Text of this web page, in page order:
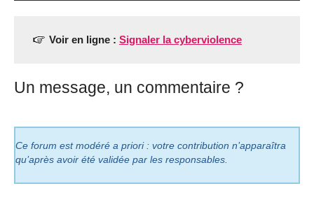
Voir en ligne : Signaler la cyberviolence
Un message, un commentaire ?
Ce forum est modéré a priori : votre contribution n’apparaîtra
qu’après avoir été validée par les responsables.